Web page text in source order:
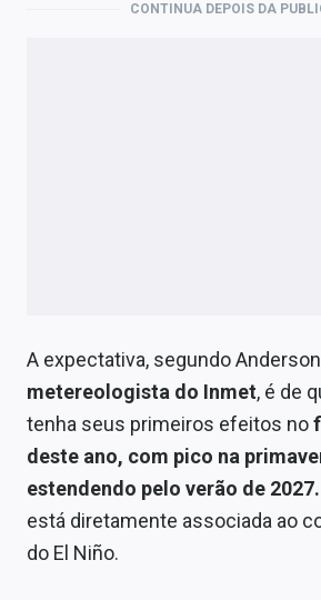
CONTINUA DEPOIS DA
A expectativa, segundo
metereologista do Inmet, é de
tenha seus primeiros efeitos no
deste ano, com pico na
estendendo pelo verão de 2027.
está diretamente associada ao
do El Niño.